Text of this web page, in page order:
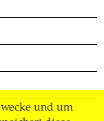
und um